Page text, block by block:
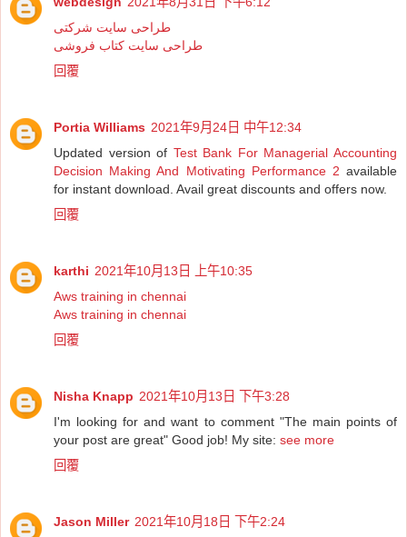
طراحی سایت شرکتی
طراحی سایت کتاب فروشی
回覆
Portia Williams 2021年9月24日 中午12:34
Updated version of Test Bank For Managerial Accounting
Decision Making And Motivating Performance 2 available
for instant download. Avail great discounts and offers now.
回覆
karthi 2021年10月13日 上午10:35
Aws training in chennai
Aws training in chennai
回覆
Nisha Knapp 2021年10月13日 下午3:28
I'm looking for and want to comment "The main points of
your post are great" Good job! My site: see more
回覆
Jason Miller 2021年10月18日 下午2:24